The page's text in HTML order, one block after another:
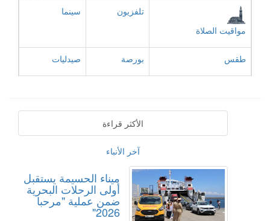
مواقيت الصلاة
تلفزيون سينما
طقس بورصة صيدليات
الأكثر قراءة
آخر الأنباء
ميناء الحسيمة يستقبل
أولى الرحلات البحرية
ضمن عملية "مرحبا
2026"